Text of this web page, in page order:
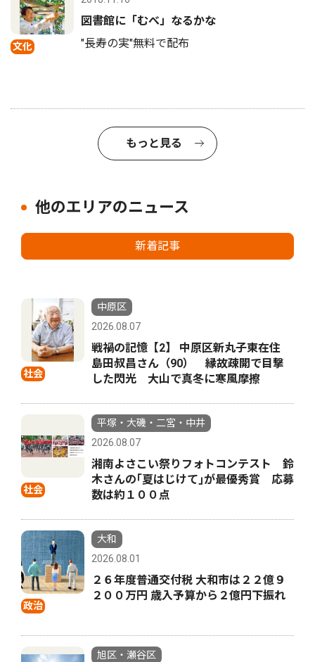
文化
図書館に「むべ」なるかな
"長寿の実"無料で配布
もっと見る
他のエリアのニュース
新着記事
社会
中原区
2026.08.07
戦禍の記憶【2】 中原区新丸子東在住
島田叔昌さん（90） 縁故疎開で目撃
した閃光 大山で真冬に寒風摩擦
社会
平塚・大磯・二宮・中井
2026.08.07
湘南よさこい祭りフォトコンテスト 鈴
木さんの｢夏はじけて｣が最優秀賞 応募
数は約１００点
政治
大和
2026.08.01
２６年度普通交付税 大和市は２２億９
２００万円 歳入予算から２億円下振れ
旭区・瀬谷区